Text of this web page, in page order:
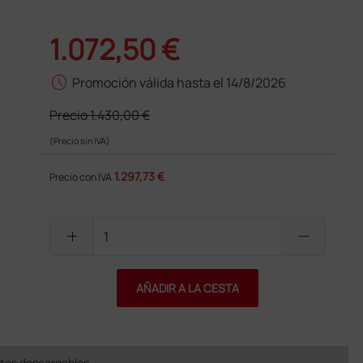
1.072,50 €
schedule Promoción válida hasta el 14/8/2026
Precio1.430,00 €
(Precio sin IVA)
Precio con IVA 1.297,73 €
add remove
AÑADIR A LA CESTA